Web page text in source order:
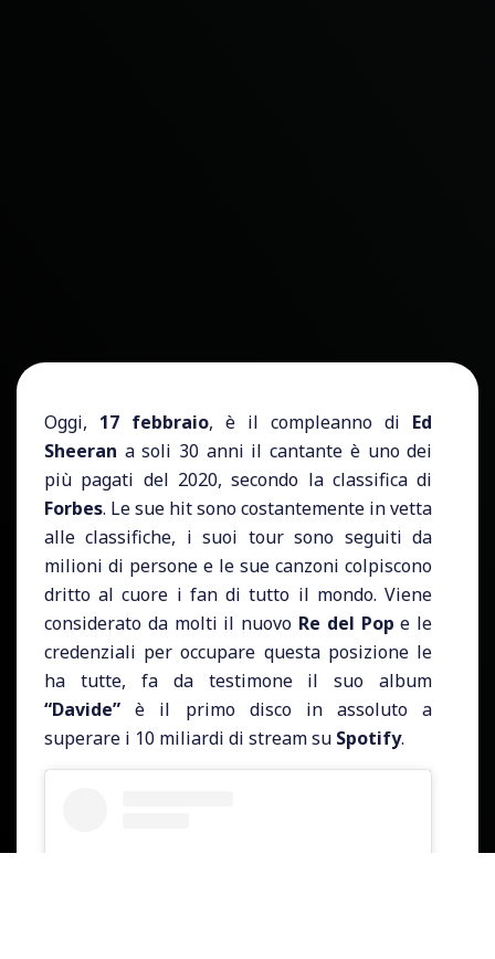
Oggi, 17 febbraio, è il compleanno di Ed
Sheeran a soli 30 anni il cantante è uno dei
più pagati del 2020, secondo la classifica di
Forbes. Le sue hit sono costantemente in vetta
alle classifiche, i suoi tour sono seguiti da
milioni di persone e le sue canzoni colpiscono
dritto al cuore i fan di tutto il mondo. Viene
considerato da molti il nuovo Re del Pop e le
credenziali per occupare questa posizione le
ha tutte, fa da testimone il suo album
“Davide” è il primo disco in assoluto a
superare i 10 miliardi di stream su Spotify.